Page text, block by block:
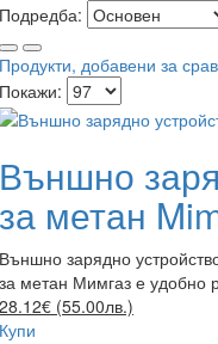
Подредба:
Продукти, добавени за
Покажи:
Външно
за метан
Външно зарядно
за метан Мимгаз е удобно
28.12€ (55.00лв.)
Купи